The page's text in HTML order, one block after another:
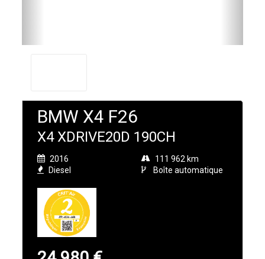
BMW X4 F26
X4 XDRIVE20D 190CH
2016
111 962 km
Diesel
Boîte automatique